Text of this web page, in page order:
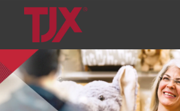
SKIP TO MAIN CONTENT